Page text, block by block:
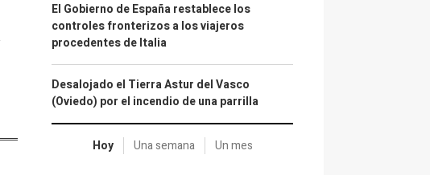
El Gobierno de España restablece los
controles fronterizos a los viajeros
procedentes de Italia
Desalojado el Tierra Astur del Vasco
(Oviedo) por el incendio de una parrilla
Hoy Una semana Un mes